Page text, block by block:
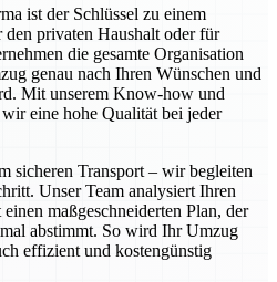
ist der Schlüssel zu einem
privaten Haushalt oder für
die gesamte Organisation
genau nach Ihren Wünschen und
Mit unserem Know-how und
eine hohe Qualität bei jeder
sicheren Transport – wir begleiten
Unser Team analysiert Ihren
maßgeschneiderten Plan, der
abstimmt. So wird Ihr Umzug
effizient und kostengünstig